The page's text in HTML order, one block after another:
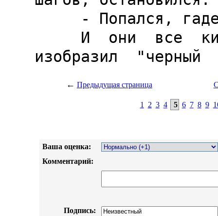
← Предыдущая страница
1 2 3 4 5 6 7 8 9
Ваша оценка:
Комментарий:
Подпись: